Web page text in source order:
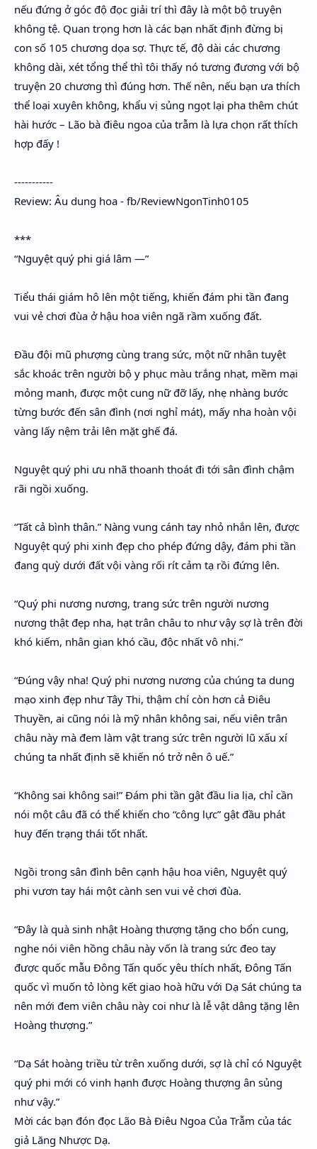
nếu đứng ở góc độ đọc giải trí thì đây là một bộ truyện
không tệ. Quan trọng hơn là các bạn nhất định đừng bị
con số 105 chương dọa sợ. Thực tế, độ dài các chương
không dài, xét tổng thể thì tôi thấy nó tương đương với bộ
truyện 20 chương thì đúng hơn. Thế nên, nếu bạn ưa thích
thể loại xuyên không, khẩu vị sủng ngọt lại pha thêm chút
hài hước – Lão bà điêu ngoa của trẫm là lựa chọn rất thích
hợp đấy !
-----------
Review: Âu dung hoa - fb/ReviewNgonTinh0105
***
“Nguyệt quý phi giá lâm —”
Tiểu thái giám hô lên một tiếng, khiến đám phi tần đang
vui vẻ chơi đùa ở hậu hoa viên ngã rầm xuống đất.
Đầu đội mũ phượng cùng trang sức, một nữ nhân tuyệt
sắc khoác trên người bộ y phục màu trắng nhạt, mềm mại
mỏng manh, được một cung nữ đỡ lấy, nhẹ nhàng bước
từng bước đến sân đình (nơi nghỉ mát), mấy nha hoàn vội
vàng lấy nệm trải lên mặt ghế đá.
Nguyệt quý phi ưu nhã thoanh thoát đi tới sân đình chậm
rãi ngồi xuống.
“Tất cả bình thân.” Nàng vung cánh tay nhỏ nhắn lên, được
Nguyệt quý phi xinh đẹp cho phép đứng dậy, đám phi tần
đang quỳ dưới đất vội vàng rối rít cảm tạ rồi đứng lên.
“Quý phi nương nương, trang sức trên người nương
nương thật đẹp nha, hạt trân châu to như vậy sợ là trên đời
khó kiếm, nhân gian khó cầu, độc nhất vô nhị.”
“Đúng vậy nha! Quý phi nương nương của chúng ta dung
mạo xinh đẹp như Tây Thi, thậm chí còn hơn cả Điêu
Thuyền, ai cũng nói là mỹ nhân không sai, nếu viên trân
châu này mà đem làm vật trang sức trên người lũ xấu xí
chúng ta nhất định sẽ khiến nó trở nên ô uế.”
“Không sai không sai!” Đám phi tần gật đầu lia lịa, chỉ cần
nói một câu đã có thể khiến cho “công lực” gật đầu phát
huy đến trạng thái tốt nhất.
Ngồi trong sân đình bên cạnh hậu hoa viên, Nguyệt quý
phi vươn tay hái một cành sen vui vẻ chơi đùa.
“Đây là quà sinh nhật Hoàng thượng tặng cho bổn cung,
nghe nói viên hồng châu này vốn là trang sức đeo tay
được quốc mẫu Đông Tấn quốc yêu thích nhất, Đông Tấn
quốc vì muốn tỏ lòng kết giao hoà hữu với Dạ Sát chúng ta
nên mới đem viên châu này coi như là lễ vật dâng tặng lên
Hoàng thượng.”
“Dạ Sát hoàng triều từ trên xuống dưới, sợ là chỉ có Nguyệt
quý phi mới có vinh hạnh được Hoàng thượng ân sủng
như vậy.”
Mời các bạn đón đọc Lão Bà Điêu Ngoa Của Trẫm của tác
giả Lăng Nhược Dạ.